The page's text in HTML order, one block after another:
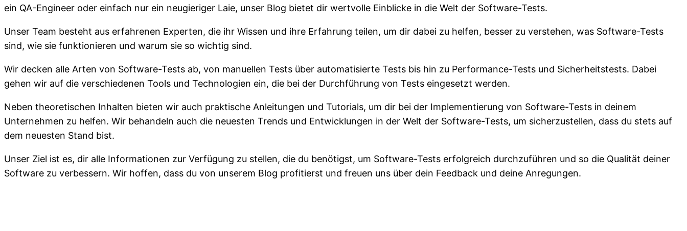
ein QA-Engineer oder einfach nur ein neugieriger Laie, unser Blog bietet dir wertvolle Einblicke in die Welt der Software-Tests.
Unser Team besteht aus erfahrenen Experten, die ihr Wissen und ihre Erfahrung teilen, um dir dabei zu helfen, besser zu verstehen, was Software-Tests
sind, wie sie funktionieren und warum sie so wichtig sind.
Wir decken alle Arten von Software-Tests ab, von manuellen Tests über automatisierte Tests bis hin zu Performance-Tests und Sicherheitstests. Dabei
gehen wir auf die verschiedenen Tools und Technologien ein, die bei der Durchführung von Tests eingesetzt werden.
Neben theoretischen Inhalten bieten wir auch praktische Anleitungen und Tutorials, um dir bei der Implementierung von Software-Tests in deinem
Unternehmen zu helfen. Wir behandeln auch die neuesten Trends und Entwicklungen in der Welt der Software-Tests, um sicherzustellen, dass du stets auf
dem neuesten Stand bist.
Unser Ziel ist es, dir alle Informationen zur Verfügung zu stellen, die du benötigst, um Software-Tests erfolgreich durchzuführen und so die Qualität deiner
Software zu verbessern. Wir hoffen, dass du von unserem Blog profitierst und freuen uns über dein Feedback und deine Anregungen.